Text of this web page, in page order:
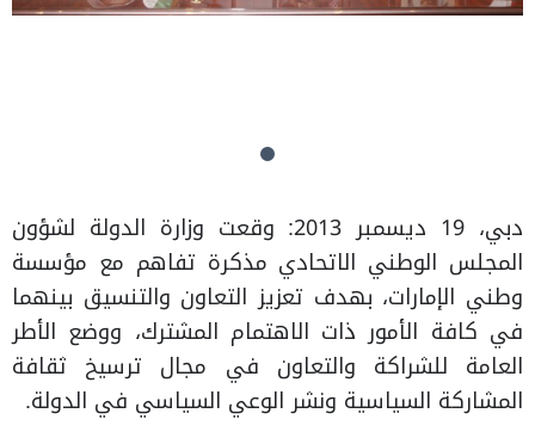
دبي، 19 ديسمبر 2013: وقعت وزارة الدولة لشؤون
المجلس الوطني الاتحادي مذكرة تفاهم مع مؤسسة
وطني الإمارات، بهدف تعزيز التعاون والتنسيق بينهما
في كافة الأمور ذات الاهتمام المشترك، ووضع الأطر
العامة للشراكة والتعاون في مجال ترسيخ ثقافة
المشاركة السياسية ونشر الوعي السياسي في الدولة.